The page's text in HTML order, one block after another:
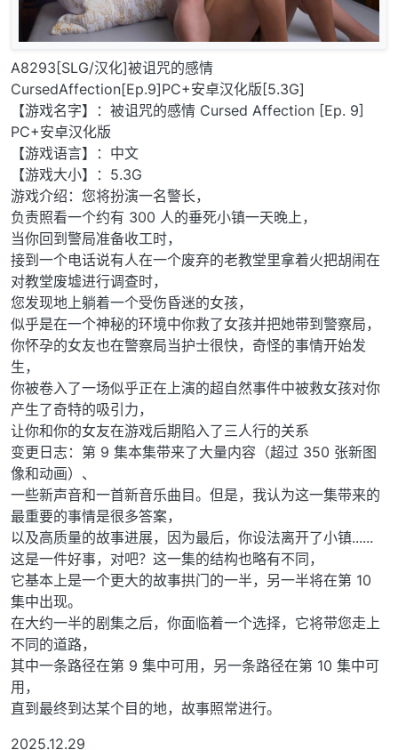
A8293[SLG/汉化]被诅咒的感情
CursedAffection[Ep.9]PC+安卓汉化版[5.3G]
【游戏名字】：被诅咒的感情 Cursed Affection [Ep. 9]
PC+安卓汉化版
【游戏语言】：中文
【游戏大小】：5.3G
游戏介绍：您将扮演一名警长，
负责照看一个约有 300 人的垂死小镇一天晚上，
当你回到警局准备收工时，
接到一个电话说有人在一个废弃的老教堂里拿着火把胡闹在
对教堂废墟进行调查时，
您发现地上躺着一个受伤昏迷的女孩，
似乎是在一个神秘的环境中你救了女孩并把她带到警察局，
你怀孕的女友也在警察局当护士很快，奇怪的事情开始发
生，
你被卷入了一场似乎正在上演的超自然事件中被救女孩对你
产生了奇特的吸引力，
让你和你的女友在游戏后期陷入了三人行的关系
变更日志：第 9 集本集带来了大量内容（超过 350 张新图
像和动画）、
一些新声音和一首新音乐曲目。但是，我认为这一集带来的
最重要的事情是很多答案，
以及高质量的故事进展，因为最后，你设法离开了小镇......
这是一件好事，对吧？这一集的结构也略有不同，
它基本上是一个更大的故事拱门的一半，另一半将在第 10
集中出现。
在大约一半的剧集之后，你面临着一个选择，它将带您走上
不同的道路，
其中一条路径在第 9 集中可用，另一条路径在第 10 集中可
用，
直到最终到达某个目的地，故事照常进行。
2025.12.29